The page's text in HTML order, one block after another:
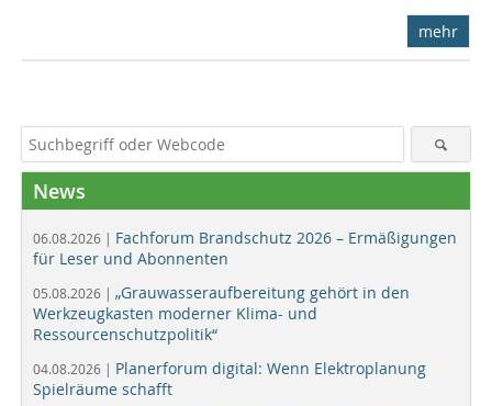
mehr
News
06.08.2026 | Fachforum Brandschutz 2026 – Ermäßigungen
für Leser und Abonnenten
05.08.2026 | „Grauwasseraufbereitung gehört in den
Werkzeugkasten moderner Klima- und
Ressourcenschutzpolitik“
04.08.2026 | Planerforum digital: Wenn Elektroplanung
Spielräume schafft